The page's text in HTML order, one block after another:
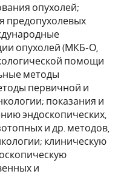
опухолей;
предопухолевых
опухолей (МКБ-О,
помощи
методы
первичной и
показания и
эндоскопических,
и др. методов,
клиническую
и